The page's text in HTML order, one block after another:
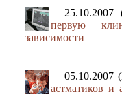
25.10.2007
первую
зависимости
05.10.2007
астматиков и